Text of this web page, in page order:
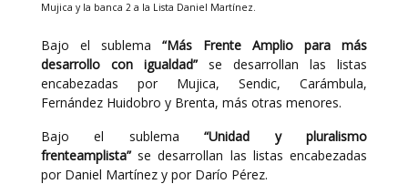
Mujica y la banca 2 a la Lista Daniel Martínez.
Bajo el sublema “Más Frente Amplio para más
desarrollo con igualdad”se desarrollan las listas
encabezadas por Mujica, Sendic, Carámbula,
Fernández Huidobro y Brenta, más otras menores.
Bajo el sublema“Unidad y pluralismo
frenteamplista”se desarrollan las listas encabezadas
por Daniel Martínez y por Darío Pérez.